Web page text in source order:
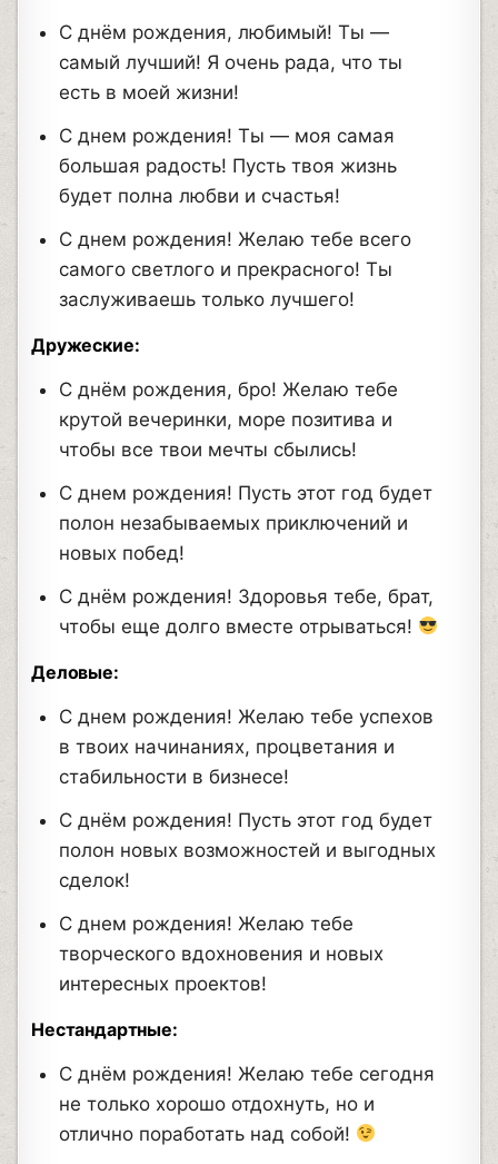
С днём рождения, любимый! Ты —
самый лучший! Я очень рада, что ты
есть в моей жизни!
С днем рождения! Ты — моя самая
большая радость! Пусть твоя жизнь
будет полна любви и счастья!
С днем рождения! Желаю тебе всего
самого светлого и прекрасного! Ты
заслуживаешь только лучшего!
Дружеские:
С днём рождения, бро! Желаю тебе
крутой вечеринки, море позитива и
чтобы все твои мечты сбылись!
С днем рождения! Пусть этот год будет
полон незабываемых приключений и
новых побед!
С днём рождения! Здоровья тебе, брат,
чтобы еще долго вместе отрываться!
Деловые:
С днем рождения! Желаю тебе успехов
в твоих начинаниях, процветания и
стабильности в бизнесе!
С днём рождения! Пусть этот год будет
полон новых возможностей и выгодных
сделок!
С днем рождения! Желаю тебе
творческого вдохновения и новых
интересных проектов!
Нестандартные:
С днём рождения! Желаю тебе сегодня
не только хорошо отдохнуть, но и
отлично поработать над собой!